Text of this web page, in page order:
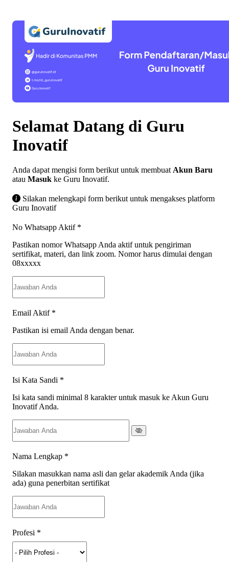
Selamat Datang di Guru
Inovatif
Anda dapat mengisi form berikut untuk membuatAkun Baru
atau Masuk ke Guru Inovatif.
Silakan melengkapi form berikut untuk mengakses platform
Guru Inovatif
No Whatsapp Aktif *
Pastikan nomor Whatsapp Anda aktif untuk pengiriman
sertifikat, materi, dan link zoom. Nomor harus dimulai dengan
08xxxxx
Email Aktif *
Pastikan isi email Anda dengan benar.
Isi Kata Sandi *
Isi kata sandi minimal 8 karakter untuk masuk ke Akun Guru
Inovatif Anda.
Nama Lengkap *
Silakan masukkan nama asli dan gelar akademik Anda (jika
ada) guna penerbitan sertifikat
Profesi *